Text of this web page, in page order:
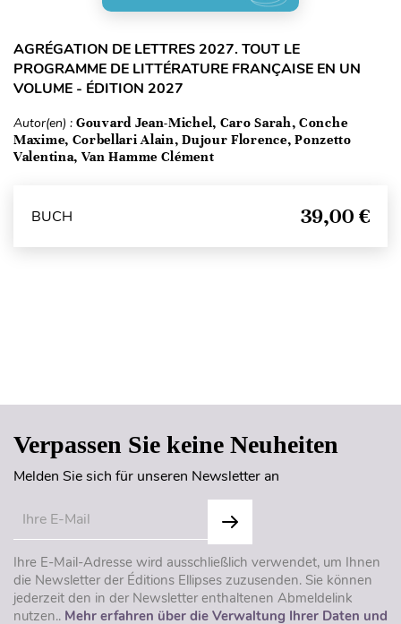
AGRÉGATION DE LETTRES 2027. TOUT LE
PROGRAMME DE LITTÉRATURE FRANÇAISE EN UN
VOLUME - ÉDITION 2027
Autor(en) : Gouvard Jean-Michel, Caro Sarah, Conche
Maxime, Corbellari Alain, Dujour Florence, Ponzetto
Valentina, Van Hamme Clément
BUCH 39,00 €
Verpassen Sie keine Neuheiten
Melden Sie sich für unseren Newsletter an
Ihre E-Mail-Adresse wird ausschließlich verwendet, um Ihnen
die Newsletter der Éditions Ellipses zuzusenden. Sie können
jederzeit den in der Newsletter enthaltenen Abmeldelink
nutzen.. Mehr erfahren über die Verwaltung Ihrer Daten und